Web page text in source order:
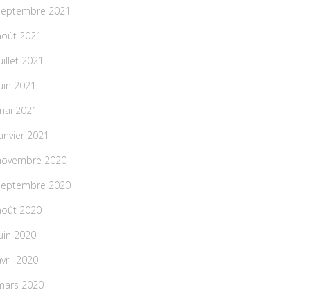
2021
2021
2021
2021
2021
2021
2020
2020
2020
2020
2020
2020